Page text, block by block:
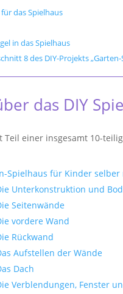
das Spielhaus
in das Spielhaus
8 des DIY-Projekts „Garten-
das DIY
Teil einer insgesamt 10-
Spielhaus für Kinder
Unterkonstruktion und
Seitenwände
vordere Wand
Rückwand
Aufstellen der Wände
Dach
Verblendungen, Fenster